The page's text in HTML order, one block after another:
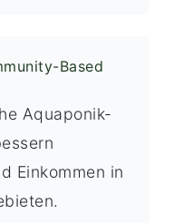
Based
Aquaponik-
Einkommen in